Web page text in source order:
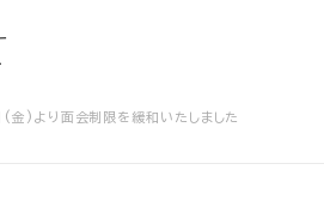
(金)より面会制限を緩和いたしました